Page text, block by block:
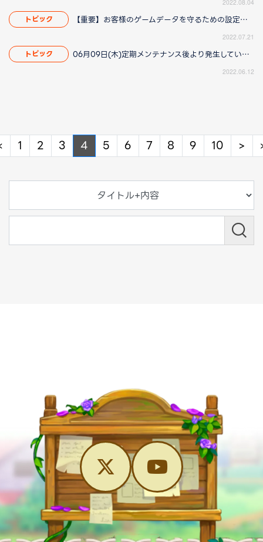
2022.08.04
トピック 【重要】お客様のゲームデータを守るための設定について
2022.07.21
トピック 06月09日(木)定期メンテナンス後より発生している動作遅延につきまして（2022/06/16 14:00更新）
2022.06.12
Previous
1 2 3 4 5 6 7 8 9 10 >